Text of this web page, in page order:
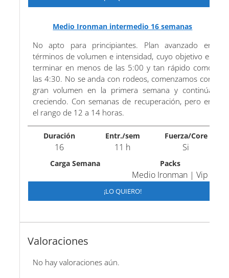
Medio Ironman intermedio 16 semanas
No apto para principiantes. Plan avanzado en
términos de volumen e intensidad, cuyo objetivo es
terminar en menos de las 5:00 y tan rápido como
las 4:30. No se anda con rodeos, comenzamos con
gran volumen en la primera semana y continúa
creciendo. Con semanas de recuperación, pero en
el rango de 12 a 14 horas.
Duración
16
Entr./sem
11 h
Fuerza/Core
Si
Carga Semana Packs
Medio Ironman | Vip
¡LO QUIERO!
Valoraciones
No hay valoraciones aún.